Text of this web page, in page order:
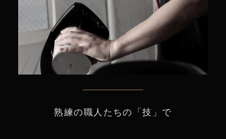
熟練の職人たちの「技」で